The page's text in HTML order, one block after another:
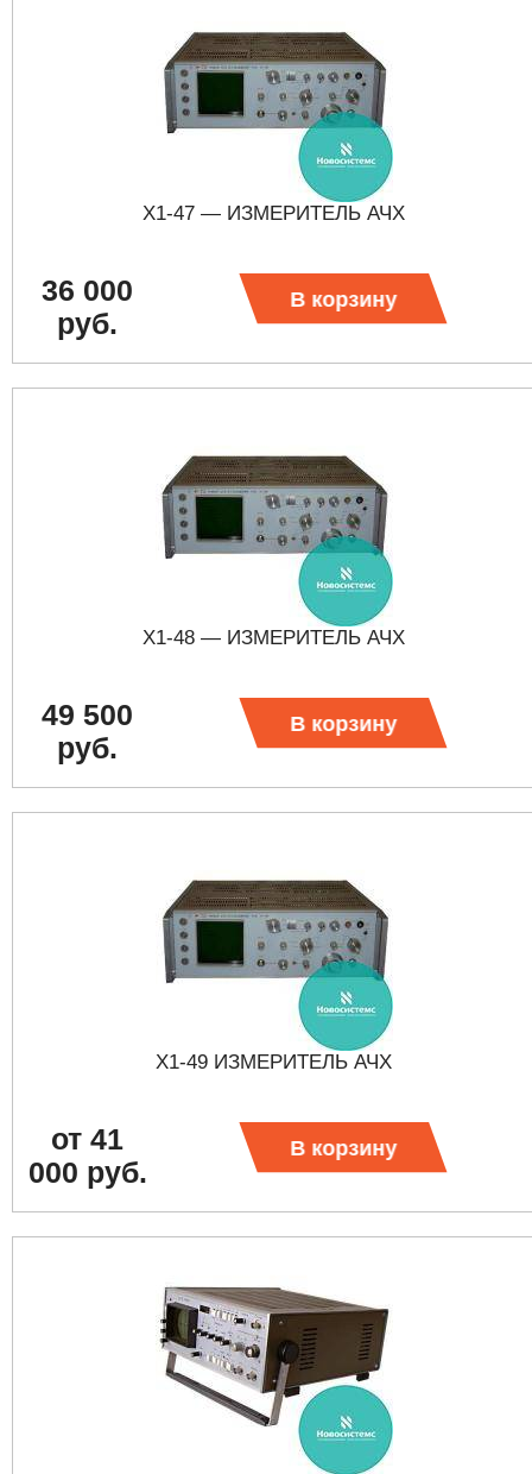
Х1-47 — ИЗМЕРИТЕЛЬ АЧХ
36 000
руб.
В корзину
Х1-48 — ИЗМЕРИТЕЛЬ АЧХ
49 500
руб.
В корзину
Х1-49 ИЗМЕРИТЕЛЬ АЧХ
от 41
000 руб.
В корзину